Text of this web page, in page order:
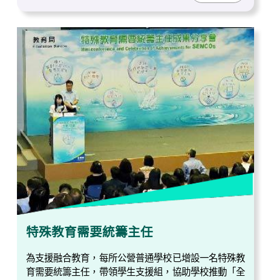
特殊教育需要統籌主任
為支援融合教育，每所公營普通學校已增設一名特殊教
育需要統籌主任，帶領學生支援組，協助學校推動「全